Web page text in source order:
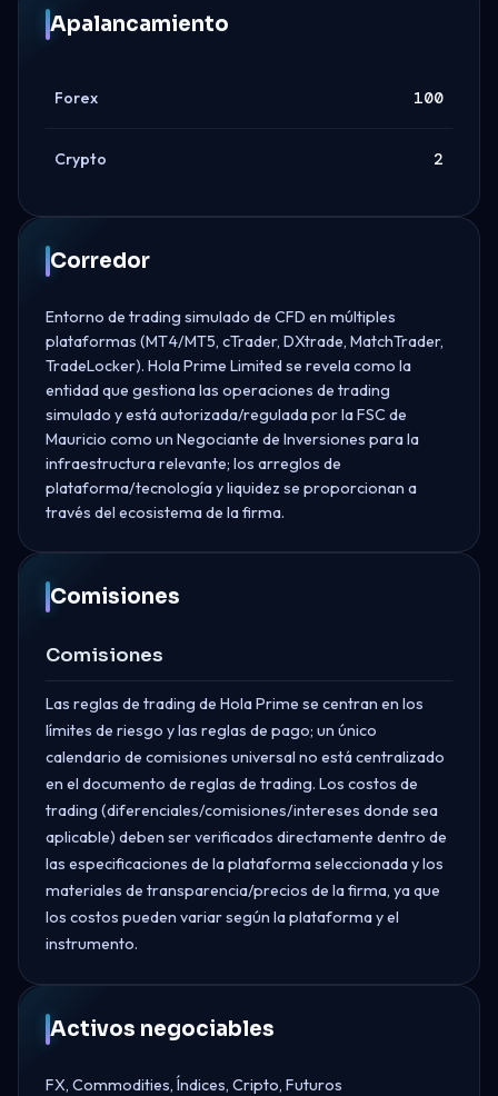
Apalancamiento
Forex 100
Crypto 2
Corredor
Entorno de trading simulado de CFD en múltiples
plataformas (MT4/MT5, cTrader, DXtrade, MatchTrader,
TradeLocker). Hola Prime Limited se revela como la
entidad que gestiona las operaciones de trading
simulado y está autorizada/regulada por la FSC de
Mauricio como un Negociante de Inversiones para la
infraestructura relevante; los arreglos de
plataforma/tecnología y liquidez se proporcionan a
través del ecosistema de la firma.
Comisiones
Comisiones
Las reglas de trading de Hola Prime se centran en los
límites de riesgo y las reglas de pago; un único
calendario de comisiones universal no está centralizado
en el documento de reglas de trading. Los costos de
trading (diferenciales/comisiones/intereses donde sea
aplicable) deben ser verificados directamente dentro de
las especificaciones de la plataforma seleccionada y los
materiales de transparencia/precios de la firma, ya que
los costos pueden variar según la plataforma y el
instrumento.
Activos negociables
FX, Commodities, Índices, Cripto, Futuros